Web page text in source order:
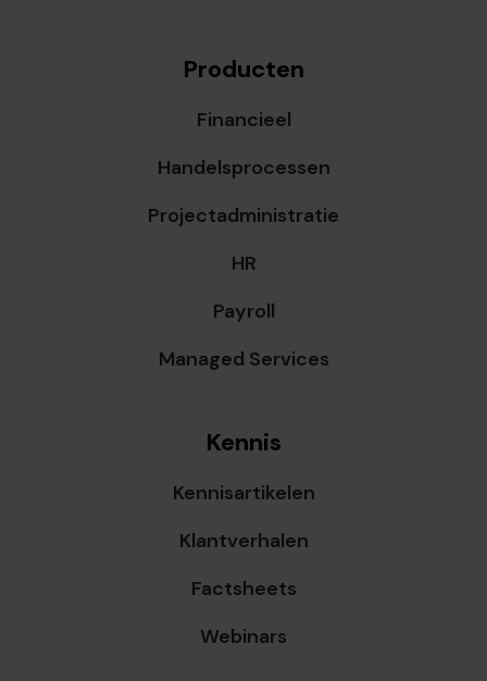
Producten
Financieel
Handelsprocessen
Projectadministratie
HR
Payroll
Managed Services
Kennis
Kennisartikelen
Klantverhalen
Factsheets
Webinars